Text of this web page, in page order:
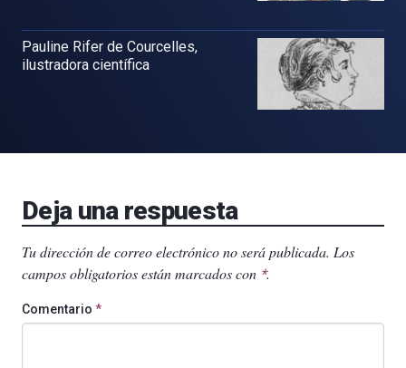
Pauline Rifer de Courcelles,
ilustradora científica
Deja una respuesta
Tu dirección de correo electrónico no será publicada. Los
campos obligatorios están marcados con *.
Comentario *